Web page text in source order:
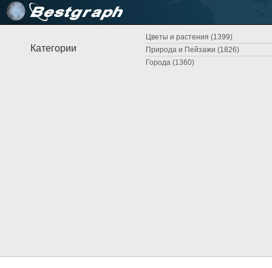
Категории
Цветы и растения (1399)
Природа и Пейзажи (1826)
Города (1360)